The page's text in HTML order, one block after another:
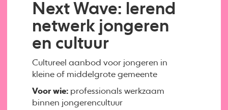
Next Wave: lerend
netwerk jongeren
en cultuur
Cultureel aanbod voor jongeren in
kleine of middelgrote gemeente
Voor wie: professionals werkzaam
binnen jongerencultuur